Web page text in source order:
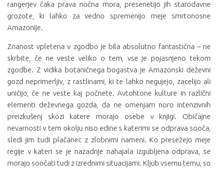
rangerjev čaka prava nočna mora, presenetijo jih starodavne
grozote, ki lahko za vedno spremenijo meje smrtonosne
Amazonije.
Znanost vpletena v zgodbo je bila absolutno fantastična – ne
skrbite, če ne veste veliko o tem, vse je pojasnjeno tekom
zgodbe. Z vidika botaničnega bogastva je Amazonski deževni
gozd neprimerljiv, z rastlinami, ki te lahko negujejo, zacelijo ali
uničijo, če ne veste kaj počnete. Avtohtone kulture in različni
elementi deževnega gozda, da ne omenjam noro intenzivnih
preizkušenj skozi katere morajo osebe v knjigi. Običajne
nevarnosti v tem okolju niso edine s katerimi se odprava sooča,
sledi jim tudi plačanec z zlobnimi nameni. Ko presežejo meje
regije v kateri se je nazadnje nahajala izgubljena odprava, se
morajo soočati tudi z izrednimi situacijami. Kljub vsemu temu, so